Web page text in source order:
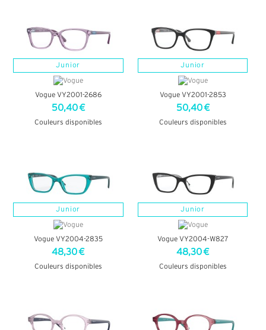
Junior
Vogue VY2001-2686
50,40 €
Couleurs disponibles
Junior
Vogue VY2001-2853
50,40 €
Couleurs disponibles
Junior
Vogue VY2004-2835
48,30 €
Couleurs disponibles
Junior
Vogue VY2004-W827
48,30 €
Couleurs disponibles